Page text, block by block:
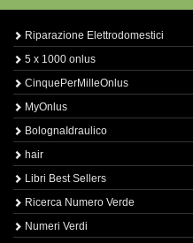
Riparazione Elettrodomestici
5 x 1000 onlus
CinquePerMilleOnlus
MyOnlus
BolognaIdraulico
hair
Libri Best Sellers
Ricerca Numero Verde
Numeri Verdi